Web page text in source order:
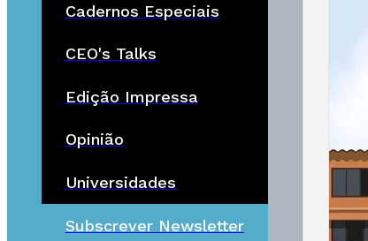
Cadernos Especiais
CEO's Talks
Edição Impressa
Opinião
Universidades
Subscrever Newsletter